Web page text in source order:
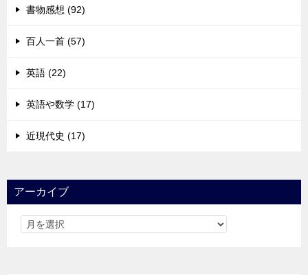
書物感想 (92)
百人一首 (57)
英語 (22)
英語や数学 (17)
近現代史 (17)
アーカイブ